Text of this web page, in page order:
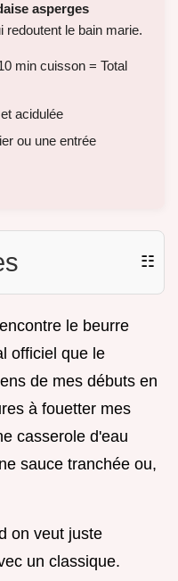
asperges
le bain marie.
min cuisson = Total
acidulée
ou une entrée
☷
le beurre
officiel que le
de mes débuts en
à fouetter mes
casserole d'eau
sauce tranchée ou,
on veut juste
un classique.